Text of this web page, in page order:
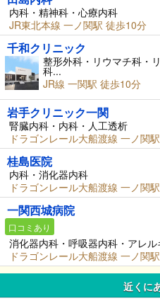
内科・精神科・心療内科
JR東北本線 一ノ関駅 徒歩10分
千和クリニック
整形外科・リウマチ科・
科...
JR線 一関駅 徒歩10分
岩手クリニック一関
腎臓内科・内科・人工透析
ドラゴンレール大船渡線 一ノ関
桂島医院
内科・消化器内科
ドラゴンレール大船渡線 一ノ関
一関西城病院
口コミあり
消化器内科・呼吸器内科・アレ
ドラゴンレール大船渡線 一ノ関
近くに